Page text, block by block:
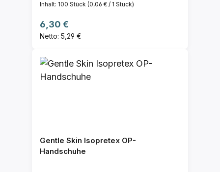
Inhalt: 100 Stück (0,06 € / 1 Stück)
Regulärer Preis:
6,30 €
Netto: 5,29 €
Gentle Skin Isopretex OP-
Handschuhe